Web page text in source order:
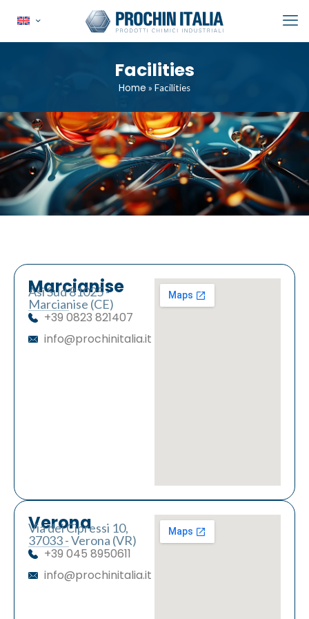
Facilities
Home » Facilities
Marcianise
Asi Sud 81025 -
Marcianise (CE)
+39 0823 821407
info@prochinitalia.it
Verona
Via dei Cipressi 10,
37033 - Verona (VR)
+39 045 8950611
info@prochinitalia.it